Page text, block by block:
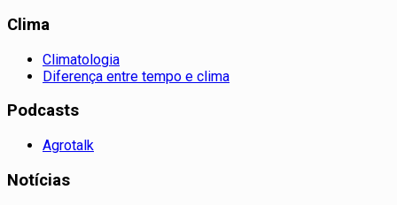
Clima
Climatologia
Diferença entre tempo e clima
Podcasts
Agrotalk
Notícias